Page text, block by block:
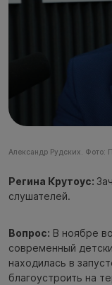
Александр Рудских. Фото:
Регина Крутоус:
слушателей.
Вопрос: В ноябре
современный
находилась в
благоустроить на